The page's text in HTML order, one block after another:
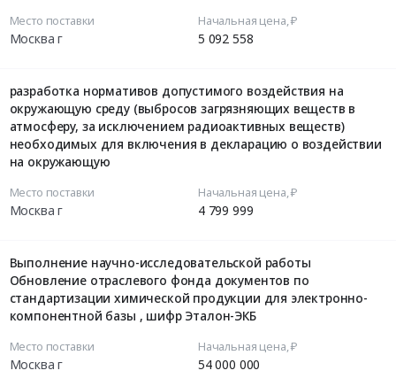
Место поставки
Москва г
Начальная цена, ₽
5 092 558
разработка нормативов допустимого воздействия на
окружающую среду (выбросов загрязняющих веществ в
атмосферу, за исключением радиоактивных веществ)
необходимых для включения в декларацию о воздействии
на окружающую
Место поставки
Москва г
Начальная цена, ₽
4 799 999
Выполнение научно-исследовательской работы
Обновление отраслевого фонда документов по
стандартизации химической продукции для электронно-
компонентной базы , шифр Эталон-ЭКБ
Место поставки
Москва г
Начальная цена, ₽
54 000 000